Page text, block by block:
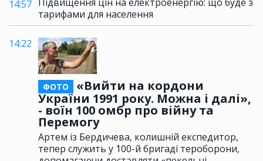
14:57
тарифами для населення
14:22
ФОТО
«Вийти на кордони
України 1991 року. Можна і далі»,
- воїн 100 омбр про війну та
Перемогу
Артем із Бердичева, колишній експедитор,
тепер служить у 100-й бригаді тероборони,